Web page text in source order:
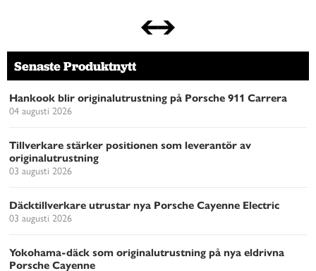
Senaste Produktnytt
Hankook blir originalutrustning på Porsche 911 Carrera
04 augusti 2026
Tillverkare stärker positionen som leverantör av
originalutrustning
03 augusti 2026
Däcktillverkare utrustar nya Porsche Cayenne Electric
03 augusti 2026
Yokohama-däck som originalutrustning på nya eldrivna
Porsche Cayenne